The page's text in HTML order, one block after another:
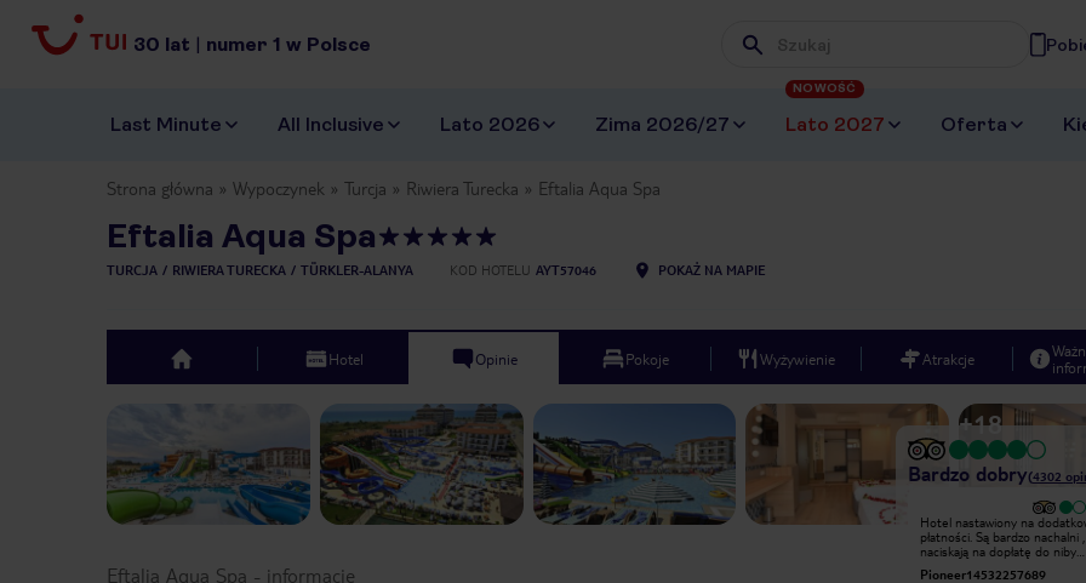
30 lat | numer 1 w Polsce Wpisz frazę, której szukasz
Last Minute All Inclusive Lato 2026 Zima 2026/27 Lato 2027
NOWOŚĆ
Oferta
Strona główna Wypoczynek Turcja Riwiera Turecka Eftalia Aqua Spa
Eftalia Aqua Spa
TURCJA RIWIERA TURECKA TÜRKLER-ALANYA KOD HOTELU AYT57046 POKAŻ NA MAPIE
top Hotel Opinie Pokoje Wyżywienie Atrakcje
+18
Bardzo dobry(4302
Wyjątkowy
Super miejsce polecamJedzenie
Hotel nastawiony na
płatności. Są bardzo nachalni ,
naciskają na dopłatę do niby
Pioneer14532257689
Eftalia Aqua Spa - informacje